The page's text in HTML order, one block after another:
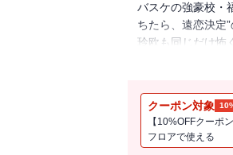
バスケの強豪校・
ちたら、遠恋決定
玲欧も同じだけ怖
クーポン対象
【10%OFFクーポ
フロアで使える